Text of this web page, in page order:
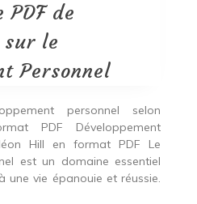
PDF de
le
Personnel
personnel selon
PDF Développement
Hill en format PDF Le
est un domaine essentiel
une vie épanouie et réussie.